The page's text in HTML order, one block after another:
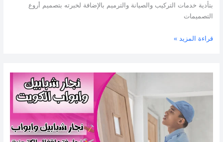
بتأدية خدمات التركيب والصيانة والترميم بالإضافة لخبرته بتصميم أروع
التصميمات
قراءة المزيد »